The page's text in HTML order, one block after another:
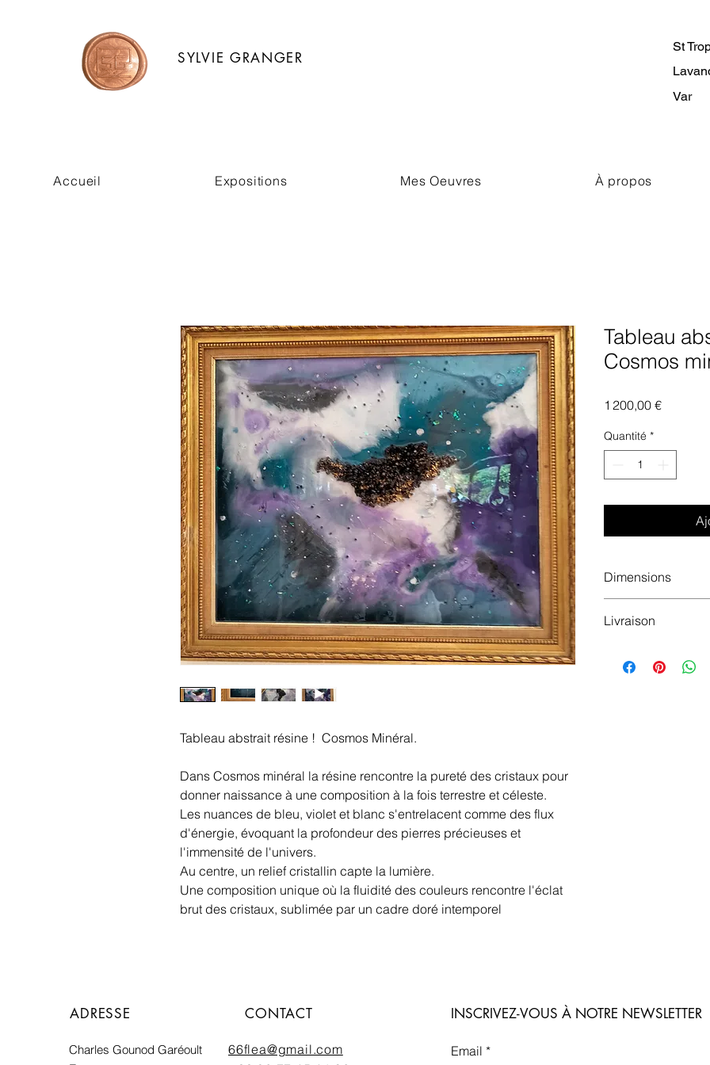
SYLVIE GRANGER
St
Var
Accueil Expositions Mes Oeuvres À propos
Tableau abstrait résine ! Cosmos Minéral.
Dans Cosmos minéral la résine rencontre la pureté des cristaux pour
donner naissance à une composition à la fois terrestre et céleste.
Les nuances de bleu, violet et blanc s'entrelacent comme des flux
d'énergie, évoquant la profondeur des pierres précieuses et
l'immensité de l'univers.
Au centre, un relief cristallin capte la lumière.
Une composition unique où la fluidité des couleurs rencontre l'éclat
brut des cristaux, sublimée par un cadre doré intemporel
Tableau
Cosmos
1 200,00 €Prix
Quantité *
Dimensions
Livraison
ADRESSE
Charles Gounod Garéoult
CONTACT
66flea@gmail.com
INSCRIVEZ-VOUS À NOTRE NEWSLETTER
Email *